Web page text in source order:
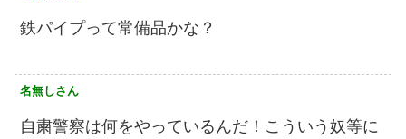
鉄パイプって常備品かな？
名無しさん
自粛警察は何をやっているんだ！こういう奴等に